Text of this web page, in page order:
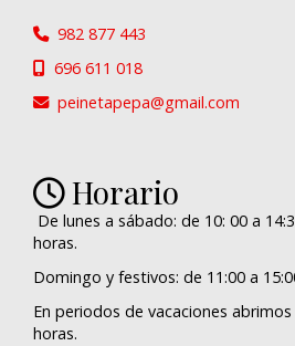
982 877 443
696 611 018
peinetapepa
gmail.com
Horario
De lunes a sábado: de 10: 00 a
horas.
Domingo y festivos: de 11:00 a
En periodos de vacaciones
horas.